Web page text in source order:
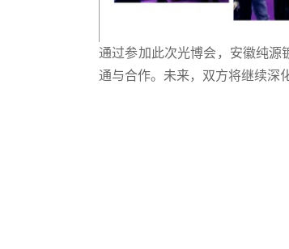
通过参加此次光博会，安徽纯源
通与合作。未来，双方将继续深